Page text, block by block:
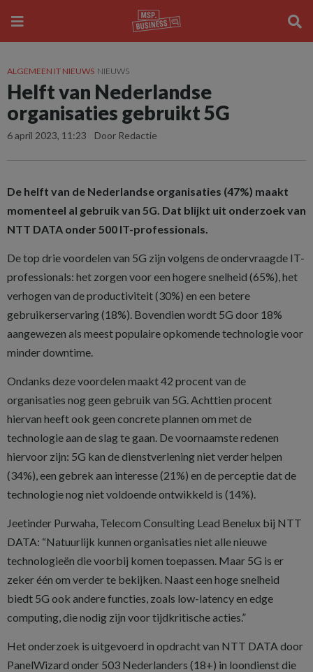
ALGEMEEN IT NIEUWS NIEUWS
Helft van Nederlandse
organisaties gebruikt 5G
6 april 2023, 11:23 Door Redactie
De helft van de Nederlandse organisaties (47%) maakt
momenteel al gebruik van 5G. Dat blijkt uit onderzoek van
NTT DATA onder 500 IT-professionals.
De top drie voordelen van 5G zijn volgens de ondervraagde IT-
professionals: het zorgen voor een hogere snelheid (65%), het
verhogen van de productiviteit (30%) en een betere
gebruikerservaring (18%). Bovendien wordt 5G door 18%
aangewezen als meest populaire opkomende technologie voor
minder downtime.
Ondanks deze voordelen maakt 42 procent van de
organisaties nog geen gebruik van 5G. Achttien procent
hiervan heeft ook geen concrete plannen om met de
technologie aan de slag te gaan. De voornaamste redenen
hiervoor zijn: 5G kan de dienstverlening niet verder helpen
(34%), een gebrek aan interesse (21%) en de perceptie dat de
technologie nog niet voldoende ontwikkeld is (14%).
Jeetinder Purwaha, Telecom Consulting Lead Benelux bij NTT
DATA: “Natuurlijk kunnen organisaties niet alle nieuwe
technologieën die voorbij komen toepassen. Maar 5G is er
zeker één om verder te bekijken. Naast een hoge snelheid
biedt 5G ook andere functies, zoals low-latency en edge
computing, die nodig zijn voor tijdkritische acties.”
Het onderzoek is uitgevoerd in opdracht van NTT DATA door
PanelWizard onder 503 Nederlanders (18+) in loondienst die